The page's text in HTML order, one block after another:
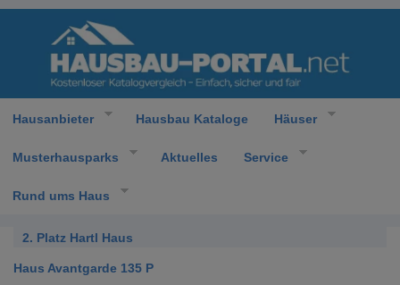
Hausanbieter Hausbau Kataloge Häuser
Musterhausparks Aktuelles Service
Rund ums Haus
2. Platz Hartl Haus
Haus Avantgarde 135 P